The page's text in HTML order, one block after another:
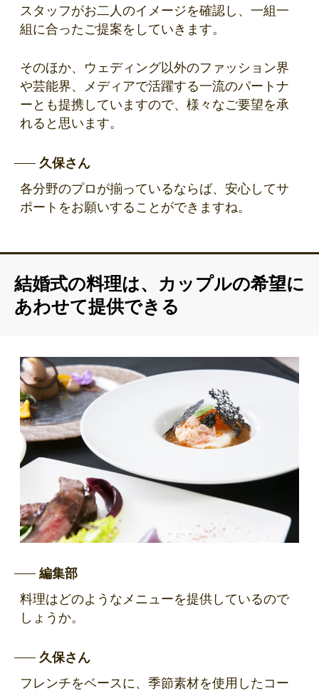
スタッフがお二人のイメージを確認し、一組一
組に合ったご提案をしていきます。
そのほか、ウェディング以外のファッション界
や芸能界、メディアで活躍する一流のパートナ
ーとも提携していますので、様々なご要望を承
れると思います。
久保さん
各分野のプロが揃っているならば、安心してサ
ポートをお願いすることができますね。
結婚式の料理は、カップルの希望に
あわせて提供できる
編集部
料理はどのようなメニューを提供しているので
しょうか。
久保さん
フレンチをベースに、季節素材を使用したコー